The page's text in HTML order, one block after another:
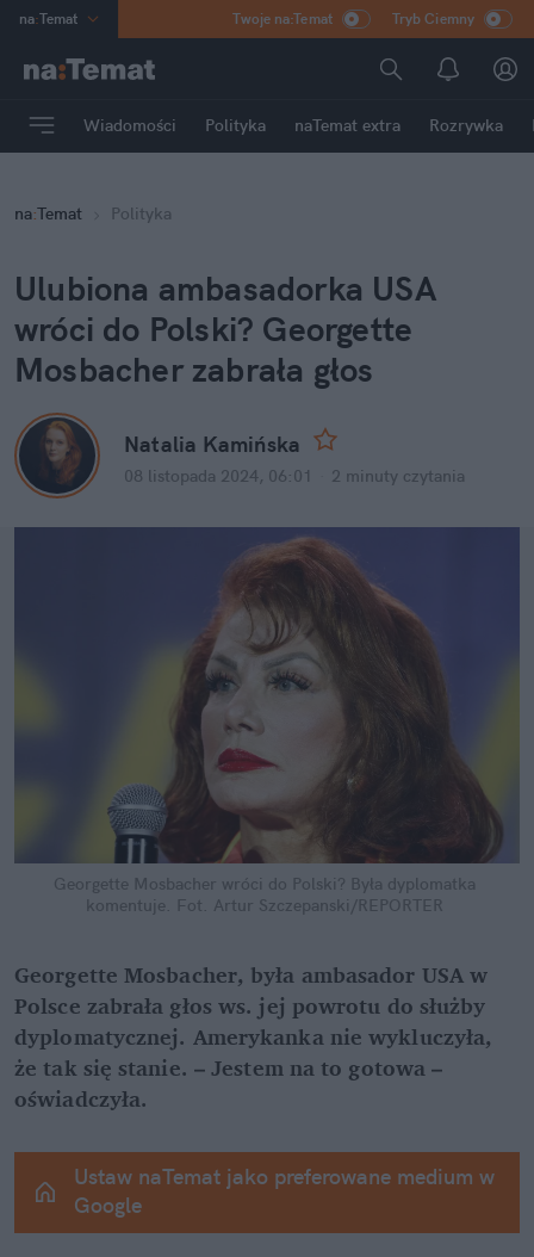
na:Temat
Poland
mama
Rozrywka
Twoje na:Temat Tryb Ciemny
Wiadomości Polityka naTemat extra Rozrywka
na:Temat Polityka
Ulubiona ambasadorka USA
wróci do Polski? Georgette
Mosbacher zabrała głos
Natalia Kamińska
08 listopada 2024, 06:01 2 minuty czytania
Georgette Mosbacher wróci do Polski? Była dyplomatka
komentuje. Fot. Artur Szczepanski/REPORTER
Georgette Mosbacher, była ambasador USA w
Polsce zabrała głos ws. jej powrotu do służby
dyplomatycznej. Amerykanka nie wykluczyła,
że tak się stanie. – Jestem na to gotowa –
oświadczyła.
Ustaw naTemat jako preferowane medium w
Google